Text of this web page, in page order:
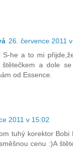
26. července 2011
S-he a to mi
štětečkem a dole
od Essence.
2011 v 15:02
tuhý korektor Bobi
cenu :)A